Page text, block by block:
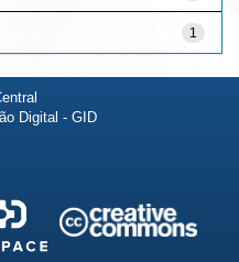
1
Digital - GID